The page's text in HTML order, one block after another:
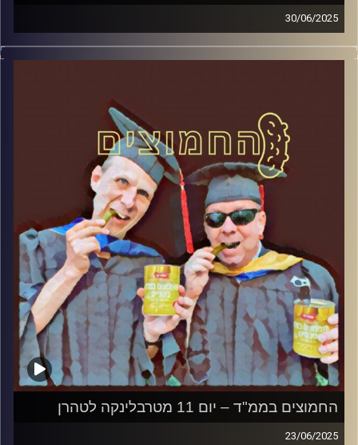
30/06/2025
המערכת הפוליטית על ספת הפסיכולוג, עם פרופסור בועז בן-
דוד ופרופסור גלעד הירשברגר
קרדיט תמונות:AudioVersity
החמוצים בממ"ד – יום 11 מטרבלינקה לטהרן
23/06/2025